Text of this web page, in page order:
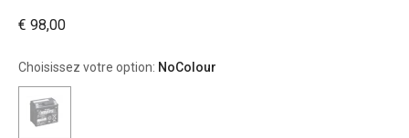
€ 98,00
Choisissez votre option: NoColour